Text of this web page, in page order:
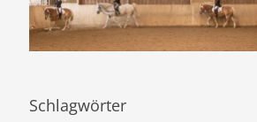
Schlagwörter